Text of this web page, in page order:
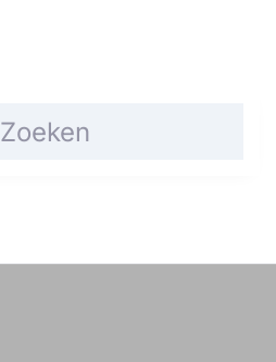
inhoud gaan